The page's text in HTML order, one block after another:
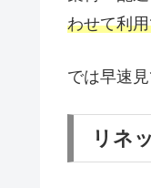
わせて利
では早速
リネ